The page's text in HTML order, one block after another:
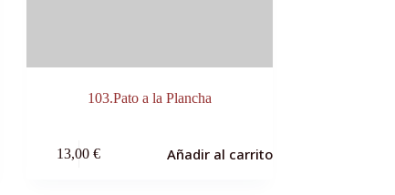
103.Pato a la Plancha
13,00€ Añadir al carrito